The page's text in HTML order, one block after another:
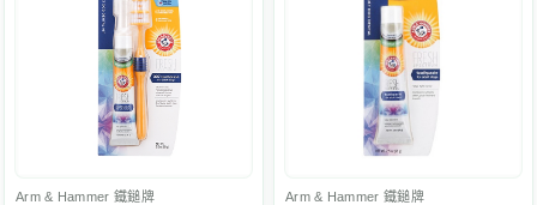
Arm & Hammer 鐵鎚牌 Arm & Hammer 鐵鎚牌